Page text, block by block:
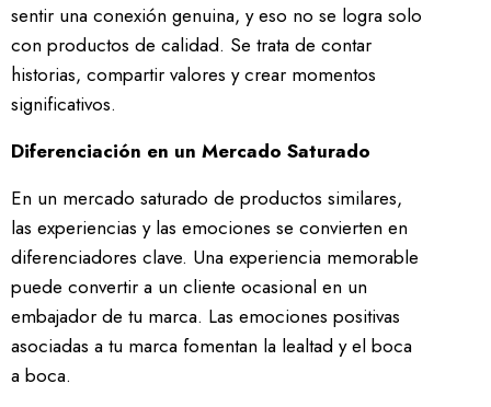
sentir una conexión genuina, y eso no se logra solo
con productos de calidad. Se trata de contar
historias, compartir valores y crear momentos
significativos.
Diferenciación en un Mercado Saturado
En un mercado saturado de productos similares,
las experiencias y las emociones se convierten en
diferenciadores clave. Una experiencia memorable
puede convertir a un cliente ocasional en un
embajador de tu marca. Las emociones positivas
asociadas a tu marca fomentan la lealtad y el boca
a boca.